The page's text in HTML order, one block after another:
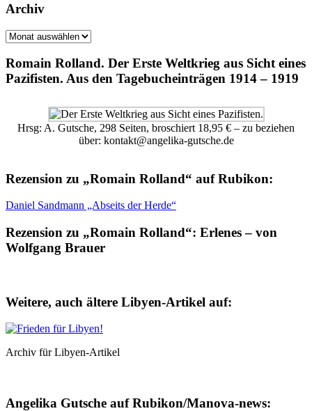
Archiv
Archiv
Romain Rolland. Der Erste Weltkrieg aus Sicht eines
Pazifisten. Aus den Tagebucheinträgen 1914 – 1919
Hrsg: A. Gutsche, 298 Seiten, broschiert 18,95 € – zu beziehen
über: kontakt@angelika-gutsche.de
Rezension zu „Romain Rolland“ auf Rubikon:
Daniel Sandmann „Abseits der Herde“
Rezension zu „Romain Rolland“: Erlenes – von
Wolfgang Brauer
Weitere, auch ältere Libyen-Artikel auf:
Archiv für Libyen-Artikel
Angelika Gutsche auf Rubikon/Manova-news: